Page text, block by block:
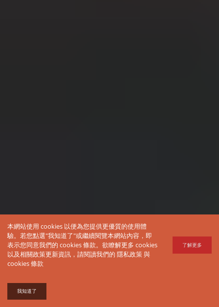
本網站使用 cookies 以便為您提供更優質的使用體
驗。若您點選"我知道了"或繼續閱覽本網站內容，即
表示您同意我們的 cookies 條款。欲瞭解更多 cookies
以及相關政策更新資訊，請閱讀我們的 隱私政策與
cookies 條款
了解更多
我知道了